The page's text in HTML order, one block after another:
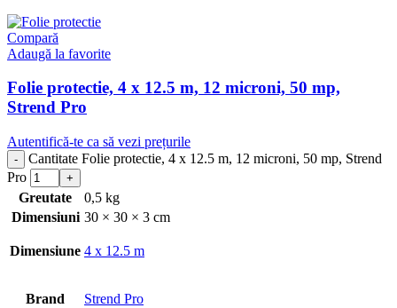
Compară
Adaugă la favorite
Folie protectie, 4 x 12.5 m, 12 microni, 50 mp,
Strend Pro
Autentifică-te ca să vezi prețurile
Cantitate Folie protectie, 4 x 12.5 m, 12 microni, 50 mp, Strend
Pro
Greutate
0,5 kg
Dimensiuni 30 × 30 × 3 cm
Dimensiune 4 x 12.5 m
Brand Strend Pro